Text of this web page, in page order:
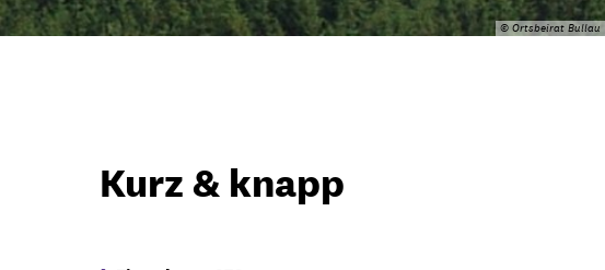
© Ortsbeirat Bullau
Kurz & knapp